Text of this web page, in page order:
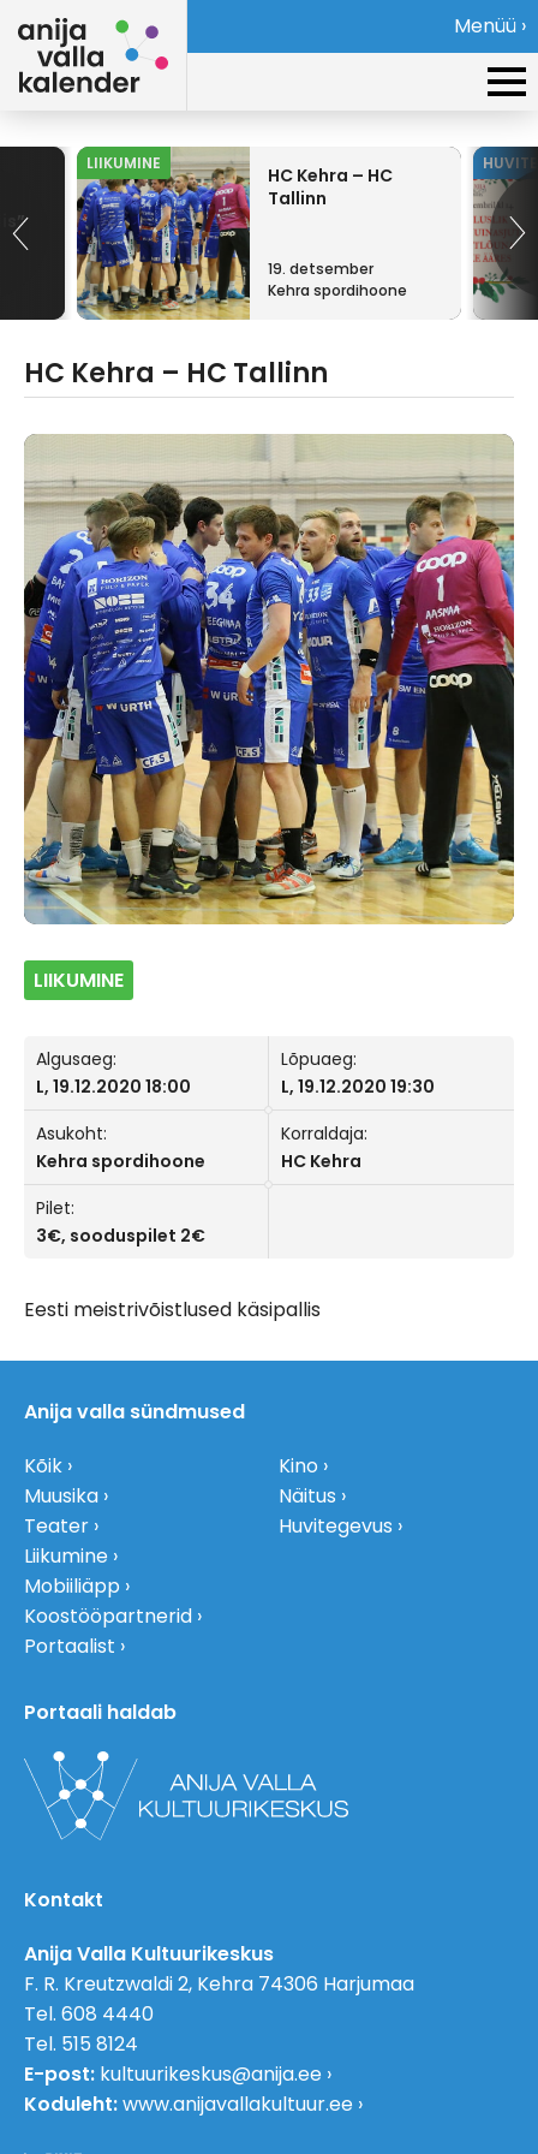
Menüü ›
LIIKUMINE
HC Kehra – HC
Tallinn
19. detsember
Kehra spordihoone
HC Kehra – HC Tallinn
LIIKUMINE
Algusaeg:
L, 19.12.2020 18:00
Lõpuaeg:
L, 19.12.2020 19:30
Asukoht:
Kehra spordihoone
Korraldaja:
HC Kehra
Pilet:
3€, sooduspilet 2€
Eesti meistrivõistlused käsipallis
Anija valla sündmused
Kõik
Muusika
Teater
Liikumine
Kino
Näitus
Huvitegevus
Mobiiliäpp
Koostööpartnerid
Portaalist
Portaali haldab
Kontakt
Anija Valla Kultuurikeskus
F. R. Kreutzwaldi 2, Kehra 74306 Harjumaa
Tel. 608 4440
Tel. 515 8124
E-post: kultuurikeskus@anija.ee
Koduleht:www.anijavallakultuur.ee